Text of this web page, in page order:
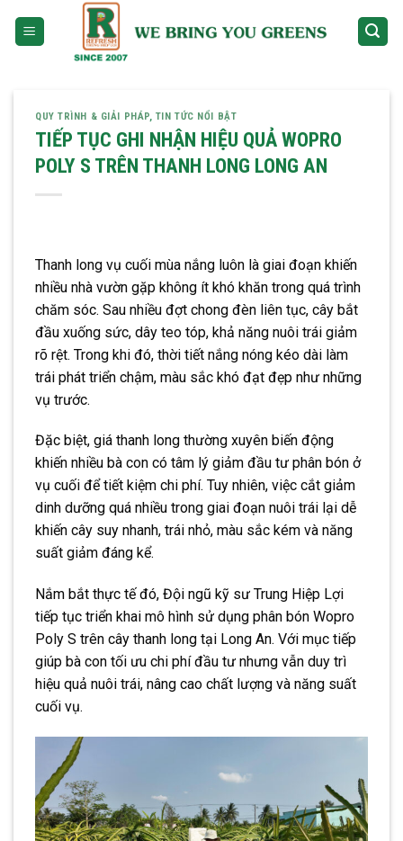
QUY TRÌNH & GIẢI PHÁP, TIN TỨC NỔI BẬT
TIẾP TỤC GHI NHẬN HIỆU QUẢ WOPRO
POLY S TRÊN THANH LONG LONG AN
Thanh long vụ cuối mùa nắng luôn là giai đoạn khiến
nhiều nhà vườn gặp không ít khó khăn trong quá trình
chăm sóc. Sau nhiều đợt chong đèn liên tục, cây bắt
đầu xuống sức, dây teo tóp, khả năng nuôi trái giảm
rõ rệt. Trong khi đó, thời tiết nắng nóng kéo dài làm
trái phát triển chậm, màu sắc khó đạt đẹp như những
vụ trước.
Đặc biệt, giá thanh long thường xuyên biến động
khiến nhiều bà con có tâm lý giảm đầu tư phân bón ở
vụ cuối để tiết kiệm chi phí. Tuy nhiên, việc cắt giảm
dinh dưỡng quá nhiều trong giai đoạn nuôi trái lại dễ
khiến cây suy nhanh, trái nhỏ, màu sắc kém và năng
suất giảm đáng kể.
Nắm bắt thực tế đó, Đội ngũ kỹ sư Trung Hiệp Lợi
tiếp tục triển khai mô hình sử dụng phân bón Wopro
Poly S trên cây thanh long tại Long An. Với mục tiếp
giúp bà con tối ưu chi phí đầu tư nhưng vẫn duy trì
hiệu quả nuôi trái, nâng cao chất lượng và năng suất
cuối vụ.